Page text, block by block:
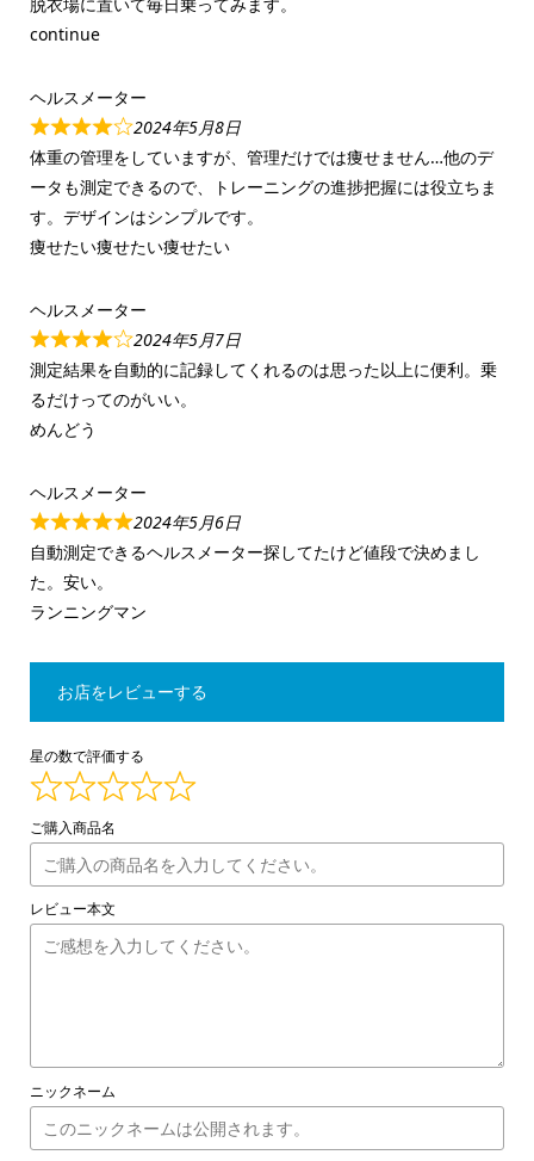
continue
ヘルスメーター
2024年5月8日
体重の管理をしていますが、管理だけでは痩せません…他のデ
ータも測定できるので、トレーニングの進捗把握には役立ちま
す。デザインはシンプルです。
痩せたい痩せたい痩せたい
ヘルスメーター
2024年5月7日
測定結果を自動的に記録してくれるのは思った以上に便利。乗
るだけってのがいい。
めんどう
ヘルスメーター
2024年5月6日
自動測定できるヘルスメーター探してたけど値段で決めまし
た。安い。
ランニングマン
お店をレビューする
星の数で評価する
ご購入商品名
レビュー本文
ニックネーム